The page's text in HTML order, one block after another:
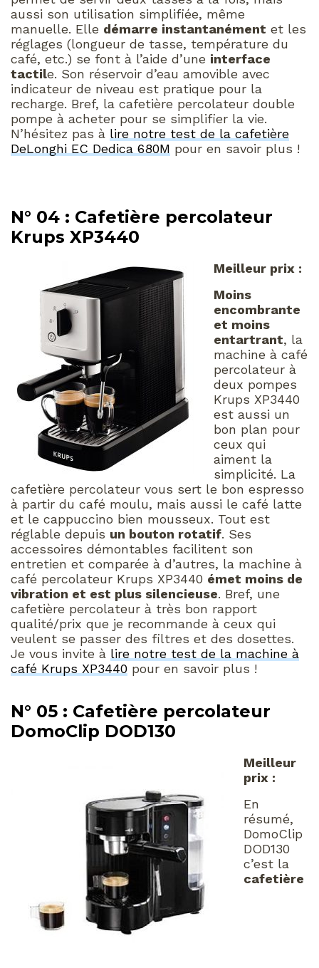
aussi son utilisation simplifiée, même
manuelle. Elle démarre instantanément et les
réglages (longueur de tasse, température du
café, etc.) se font à l’aide d’une interface
tactile. Son réservoir d’eau amovible avec
indicateur de niveau est pratique pour la
recharge. Bref, la cafetière percolateur double
pompe à acheter pour se simplifier la vie.
N’hésitez pas à lire notre test de la cafetière
DeLonghi EC Dedica 680M pour en savoir plus !
N° 04 : Cafetière percolateur
Krups XP3440
Meilleur prix :
Moins
encombrante
et moins
entartrant, la
machine à café
percolateur à
deux pompes
Krups XP3440
est aussi un
bon plan pour
ceux qui
aiment la
simplicité. La
cafetière percolateur vous sert le bon espresso
à partir du café moulu, mais aussi le café latte
et le cappuccino bien mousseux. Tout est
réglable depuis un bouton rotatif. Ses
accessoires démontables facilitent son
entretien et comparée à d’autres, la machine à
café percolateur Krups XP3440 émet moins de
vibration et est plus silencieuse. Bref, une
cafetière percolateur à très bon rapport
qualité/prix que je recommande à ceux qui
veulent se passer des filtres et des dosettes.
Je vous invite à lire notre test de la machine à
café Krups XP3440 pour en savoir plus !
N° 05 : Cafetière percolateur
DomoClip DOD130
Meilleur
prix :
En
résumé,
DomoClip
DOD130
c’est la
cafetière